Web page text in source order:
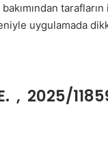
uygulamada
2025/